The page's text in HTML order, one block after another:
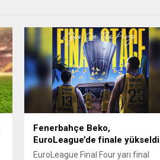
Fenerbahçe Beko,
EuroLeague’de finale yükseldi
EuroLeague Final Four yarı final